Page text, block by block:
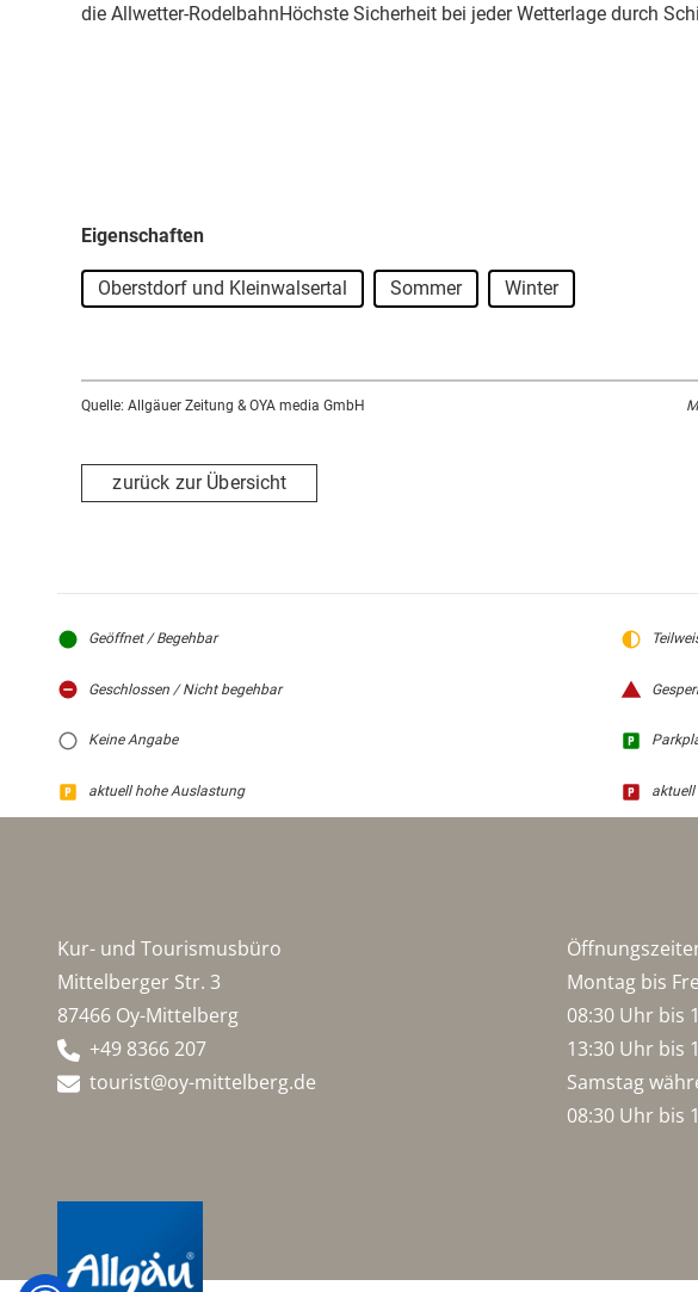
die Allwetter-RodelbahnHöchste Sicherheit bei jeder Wetterlage durch
Eigenschaften
Oberstdorf und Kleinwalsertal Sommer Winter
Quelle: Allgäuer Zeitung & OYA media GmbH
zurück zur Übersicht
Geöffnet / Begehbar
Geschlossen / Nicht begehbar
Keine Angabe
aktuell hohe Auslastung aktuell
Kur- und Tourismusbüro
Mittelberger Str. 3
87466 Oy-Mittelberg
+49 8366 207
tourist@oy-mittelberg.de
Montag bis
08:30 Uhr bis
13:30 Uhr bis
Samstag
08:30 Uhr bis